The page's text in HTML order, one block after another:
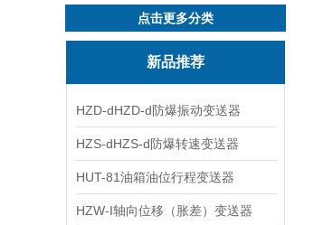
点击更多分类
新品推荐
HZD-dHZD-d防爆振动变送器
HZS-dHZS-d防爆转速变送器
HUT-81油箱油位行程变送器
HZW-I轴向位移（胀差）变送器